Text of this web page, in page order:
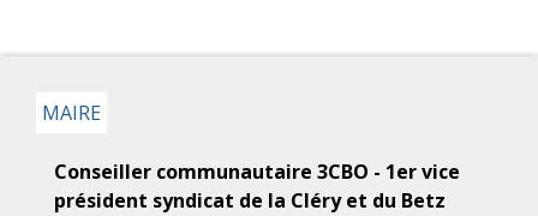
MAIRE
Conseiller communautaire 3CBO - 1er vice
président syndicat de la Cléry et du Betz